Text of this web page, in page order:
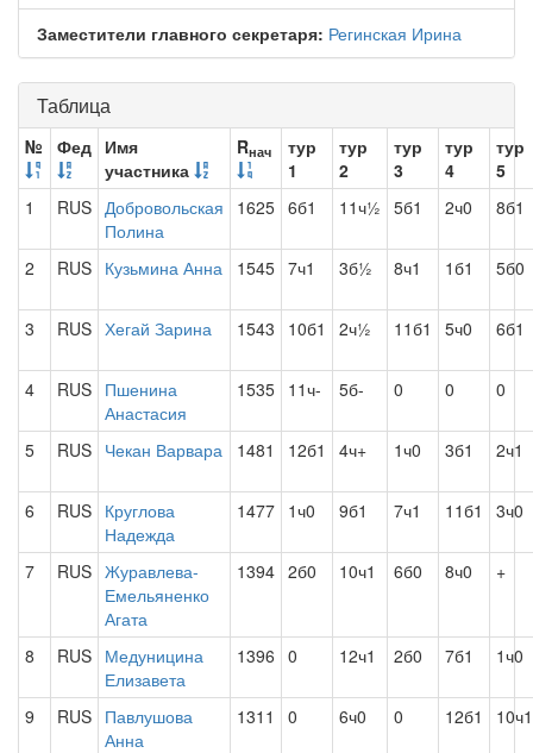
Заместители главного секретаря: Регинская Ирина
Таблица
№ Фед Имя
участника
Rнач
тур
1
тур
2
тур
3
тур
4
тур
5
1
RUS Добровольская
Полина
1625 6б1 11ч½ 5б1 2ч0 8б1
2 RUS Кузьмина Анна 1545 7ч1 3б½ 8ч1 1б1 5б0
3 RUS Хегай Зарина 1543 10б1 2ч½ 11б1 5ч0 6б1
4 RUS Пшенина
Анастасия
1535 11ч- 5б- 0 0 0
5 RUS Чекан Варвара 1481 12б1 4ч+ 1ч0 3б1 2ч1
6 RUS Круглова
Надежда
1477 1ч0 9б1 7ч1 11б1 3ч0
7 RUS Журавлева-
Емельяненко
Агата
1394 2б0 10ч1 6б0 8ч0 +
8 RUS Медуницина
Елизавета
1396 0 12ч1 2б0 7б1 1ч0
9 RUS Павлушова
Анна
1311 0 6ч0 0 12б1 10ч1